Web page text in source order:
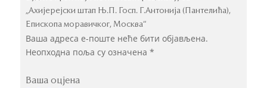
„Ахијерејски штап Њ.П. Госп. Г.Антонија (Пантелића),
Епископа моравичког, Москва“
Ваша адреса е-поште неће бити објављена.
Неопходна поља су означена *
Ваша оцјена